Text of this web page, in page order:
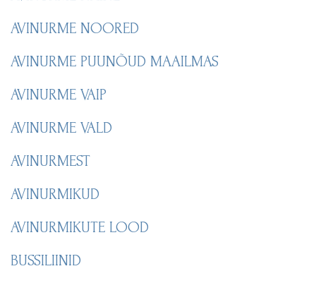
AVINURME NOORED
AVINURME PUUNÕUD MAAILMAS
AVINURME VAIP
AVINURME VALD
AVINURMEST
AVINURMIKUD
AVINURMIKUTE LOOD
BUSSILIINID